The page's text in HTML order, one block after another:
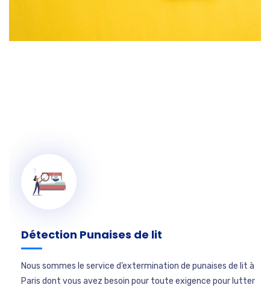
Détection Punaises de lit
Nous sommes le service d’extermination de punaises de lit à
Paris dont vous avez besoin pour toute exigence pour lutter